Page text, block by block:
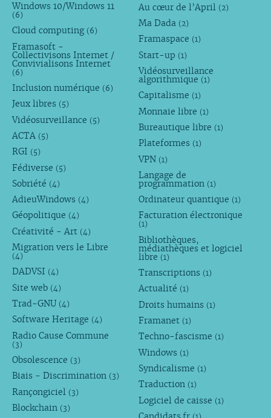
Windows 10/Windows 11
(6)
Cloud computing (6)
Framasoft -
Collectivisons Internet /
Convivialisons Internet
(6)
Inclusion numérique (6)
Jeux libres (5)
Vidéosurveillance (5)
ACTA (5)
RGI (5)
Fédiverse (5)
Sobriété (4)
AdieuWindows (4)
Géopolitique (4)
Créativité - Art (4)
Migration vers le Libre
(4)
DADVSI (4)
Site web (4)
Trad-GNU (4)
Software Heritage (4)
Radio Cause Commune
(3)
Obsolescence (3)
Biais - Discrimination (3)
Rançongiciel (3)
Blockchain (3)
Au cœur de l’April (2)
Ma Dada (2)
Framaspace (1)
Start-up (1)
Vidéosurveillance
algorithmique (1)
Capitalisme (1)
Monnaie libre (1)
Bureautique libre (1)
Plateformes (1)
VPN (1)
Langage de
programmation (1)
Ordinateur quantique (1)
Facturation électronique
(1)
Bibliothèques,
médiathèques et logiciel
libre (1)
Transcriptions (1)
Actualité (1)
Droits humains (1)
Framanet (1)
Techno-fascisme (1)
Windows (1)
Syndicalisme (1)
Traduction (1)
Logiciel de caisse (1)